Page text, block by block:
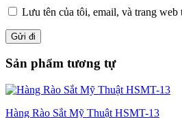
Lưu tên của tôi, email, và trang
Sản phẩm tương tự
Hàng Rào Sắt Mỹ Thuật HSMT-13